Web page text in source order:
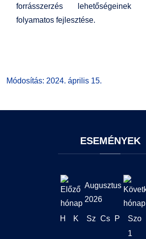
forrásszerzés
folyamatos fejlesztése.
Módosítás: 2024. április 15.
ESEMÉNYEK
Augusztus
2026
H K Sz Cs P Szo
1